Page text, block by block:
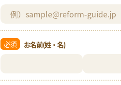
必須 お名前(姓・名)